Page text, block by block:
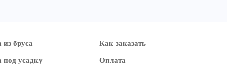
из бруса
под усадку
Как заказать
Оплата